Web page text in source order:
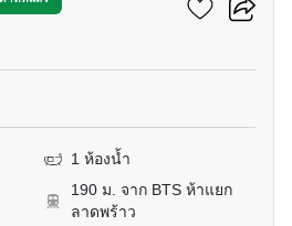
1 ห้องน้ำ
190 ม. จาก BTS ห้าแยก
ลาดพร้าว